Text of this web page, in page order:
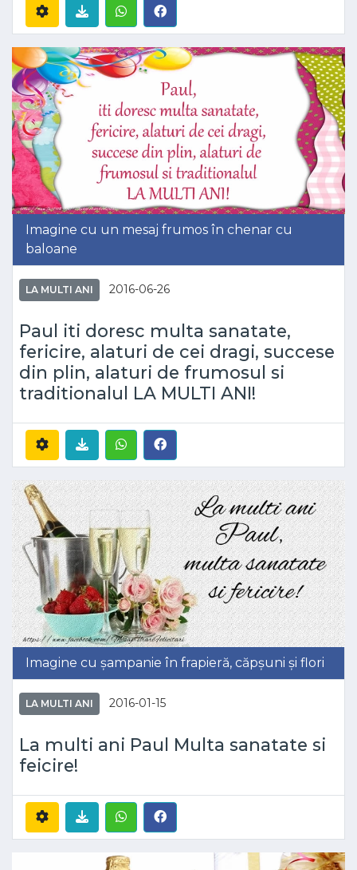
Imagine cu un mesaj frumos în chenar cu
baloane
LA MULTI ANI 2016-06-26
Paul iti doresc multa sanatate,
fericire, alaturi de cei dragi, succese
din plin, alaturi de frumosul si
traditionalul LA MULTI ANI!
Imagine cu șampanie în frapieră, căpșuni și flori
LA MULTI ANI 2016-01-15
La multi ani Paul Multa sanatate si
feicire!